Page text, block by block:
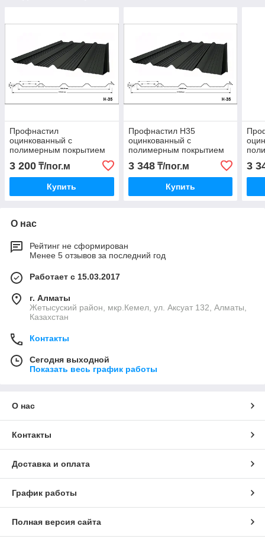
Профнастил
оцинкованный с
полимерным покрытием
Н35 глянец RAL1015
3 200 ₸/пог.м
Купить
Профнастил Н35
оцинкованный с
полимерным покрытием
МАТ RAL3004
3 348₸/пог.м
Купить
3
О нас
Рейтинг не сформирован
Менее 5 отзывов за последний год
Работает с 15.03.2017
г. Алматы
Жетысуский район, мкр.Кемел, ул. Аксуат 132, Алматы,
Казахстан
Контакты
Сегодня выходной
Показать весь график работы
О нас
Контакты
Доставка и оплата
График работы
Полная версия сайта